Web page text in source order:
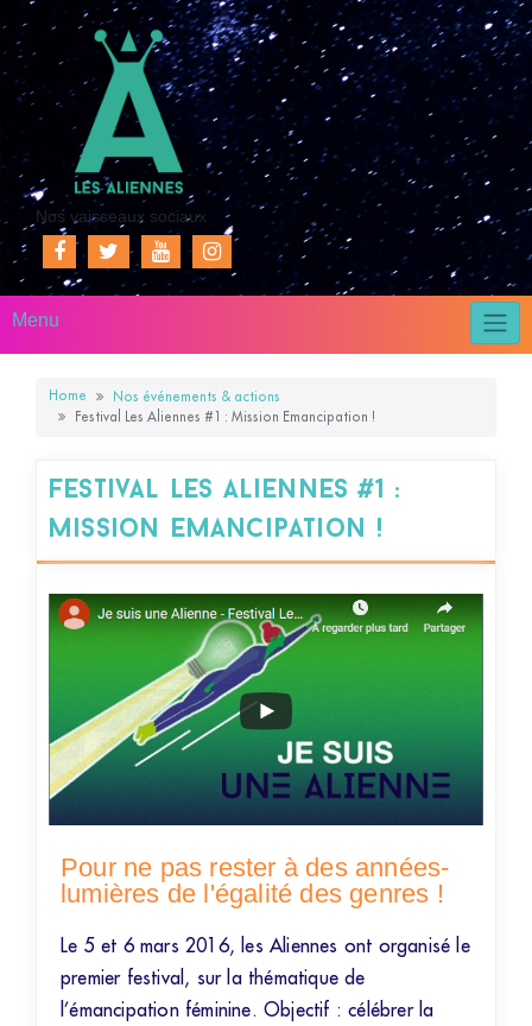
Nos vaisseaux sociaux
Menu
Home
Nos événements & actions
Festival Les Aliennes #1 : Mission Emancipation !
Festival Les Aliennes #1 :
Mission Emancipation !
Pour ne pas rester à des années-
lumières de l'égalité des genres !
Le 5 et 6 mars 2016, les Aliennes ont organisé le
premier festival, sur la thématique de
l’émancipation féminine. Objectif : célébrer la